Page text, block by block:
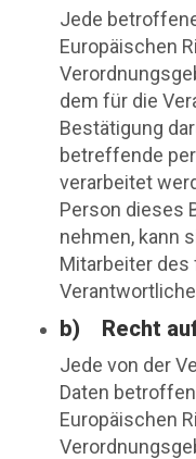
Jede
Europäischen
dem für die
Bestätigung
betreffende
verarbeitet
Person dieses
nehmen, kann
Mitarbeiter des
b) Recht
Jede von der
Daten
Europäischen